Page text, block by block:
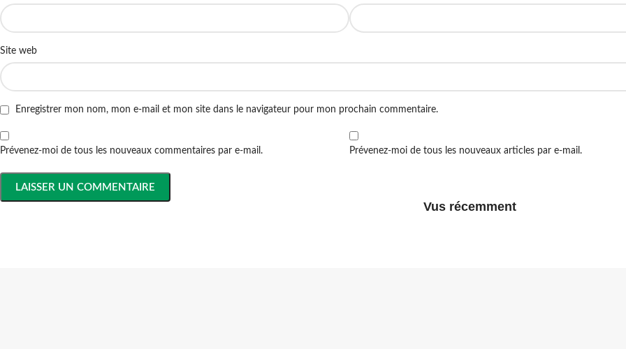
Site web
Enregistrer mon nom, mon e-mail et mon site dans le navigateur pour mon prochain commentaire.
Prévenez-moi de tous les nouveaux commentaires par e-mail. Prévenez-moi de tous les nouveaux articles par e-mail.
Vus récemment